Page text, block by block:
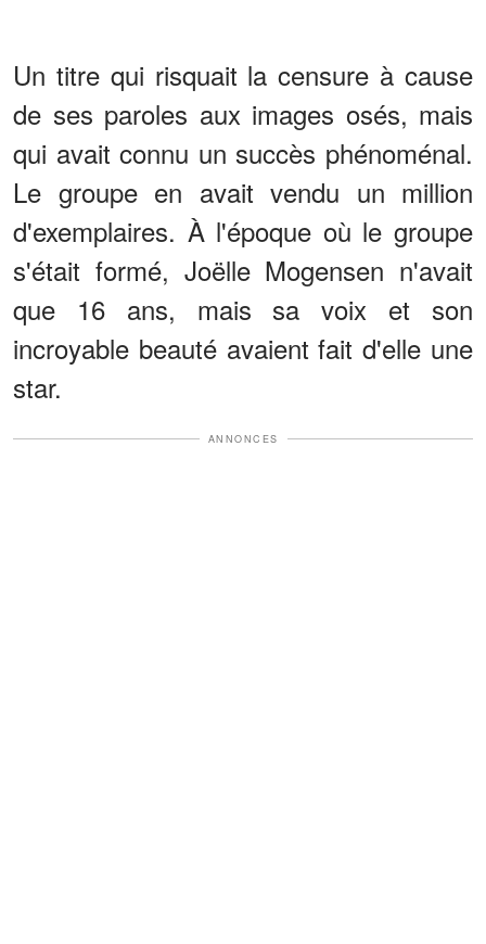
Un titre qui risquait la censure à cause
de ses paroles aux images osés, mais
qui avait connu un succès phénoménal.
Le groupe en avait vendu un million
d'exemplaires. À l'époque où le groupe
s'était formé, Joëlle Mogensen n'avait
que 16 ans, mais sa voix et son
incroyable beauté avaient fait d'elle une
star.
ANNONCES